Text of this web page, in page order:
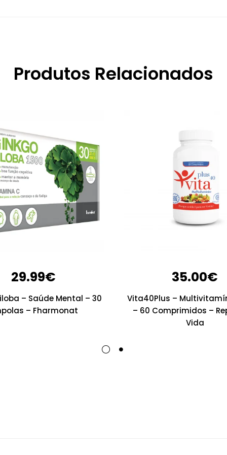
Produtos Relacionados
29.99€
– Saúde Mental – 30
– Fharmonat
35.00€
Vita40Plus –
– 60 Comprimidos –
Vida